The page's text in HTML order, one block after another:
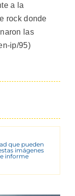
a la
rock donde
las
ip/95)
que pueden
imágenes
informe